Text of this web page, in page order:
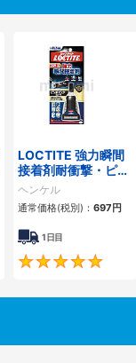
4.4
LOCTITE 強力瞬間
接着剤耐衝撃・ピン
ポイントタイプ
ヘンケル
通常価格(税別)： 697円
1日目